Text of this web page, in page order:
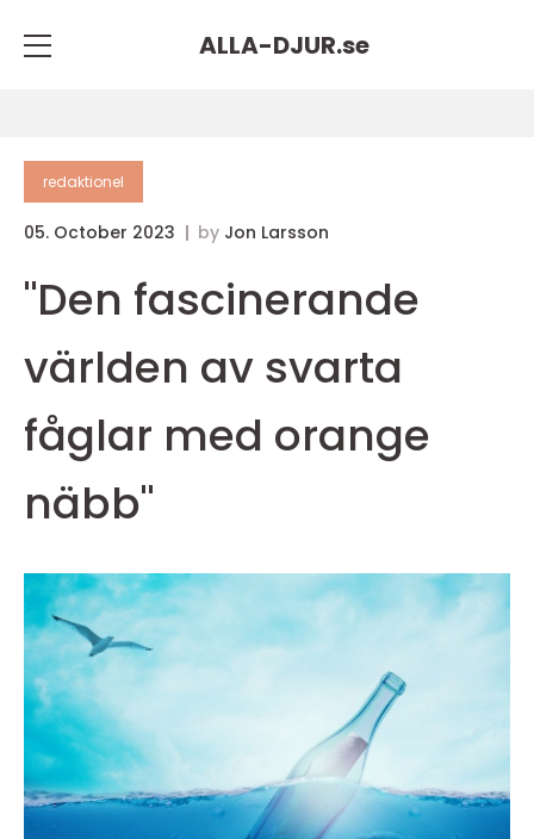
ALLA-DJUR.se
redaktionel
05. October 2023 by Jon Larsson
"Den fascinerande
världen av svarta
fåglar med orange
näbb"